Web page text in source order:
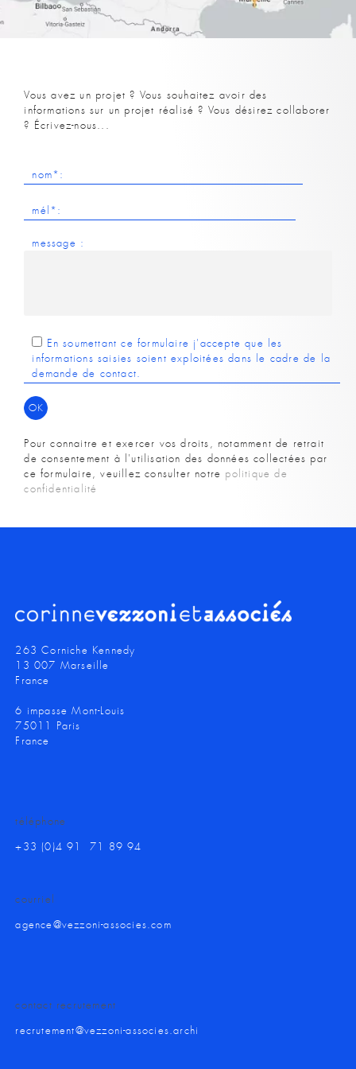
Vous avez un projet ? Vous souhaitez avoir des
informations sur un projet réalisé ? Vous désirez collaborer
? Écrivez-nous...
laisser
ce
vide
nom*:
mél*:
message :
En soumettant ce formulaire j'accepte que les
informations saisies soient exploitées dans le cadre de la
demande de contact.
Pour connaitre et exercer vos droits, notamment de retrait
de consentement à l'utilisation des données collectées par
ce formulaire, veuillez consulter notre politique de
confidentialité
263 Corniche Kennedy
13 007 Marseille
France
6 impasse Mont-Louis
75011 Paris
France
téléphone
+33 (0)4 91 71 89 94
courriel
agence@vezzoni-associes.com
contact recrutement
recrutement@vezzoni-associes.archi